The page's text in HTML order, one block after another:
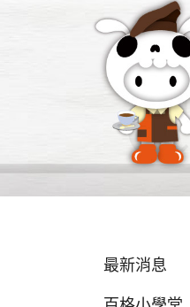
最新消息